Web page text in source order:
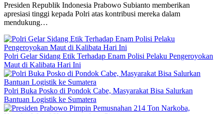
Presiden Republik Indonesia Prabowo Subianto memberikan
apresiasi tinggi kepada Polri atas kontribusi mereka dalam
mendukung…
Polri Gelar Sidang Etik Terhadap Enam Polisi Pelaku Pengeroyokan
Maut di Kalibata Hari Ini
Polri Buka Posko di Pondok Cabe, Masyarakat Bisa Salurkan
Bantuan Logistik ke Sumatera